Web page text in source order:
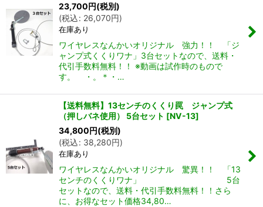
23,700円(税別)
(税込: 26,070円)
在庫あり
ワイヤレスなんかいオリジナル 強力！！ 「ジ
ャンプ式くくりワナ」3台セットなので、送料・
代引手数料無料！！ ※動画は試作時のもので
す。 ・。＊・…
【送料無料】13センチのくくり罠 ジャンプ式
（押しバネ使用） 5台セット [NV-13]
34,800円(税別)
(税込: 38,280円)
在庫あり
ワイヤレスなんかいオリジナル 驚異！！ 「13
センチのくくりワナ」 5台
セットなので、送料・代引手数料無料！！さら
に、お得なセット価格34,80…